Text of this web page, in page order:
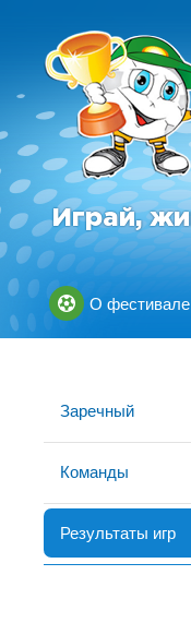
Играй,
О фестивале
Заречный
Команды
Результаты игр